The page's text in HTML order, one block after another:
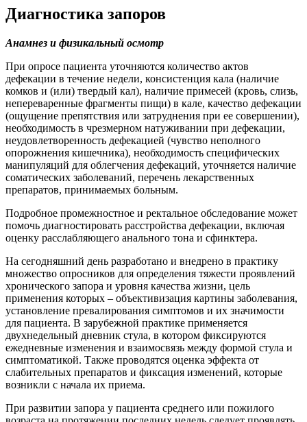
Диагностика запоров
Анамнез и физикальный осмотр
При опросе пациента уточняются количество актов
дефекации в течение недели, консистенция кала (наличие
комков и (или) твердый кал), наличие примесей (кровь, слизь,
непереваренные фрагменты пищи) в кале, качество дефекации
(ощущение препятствия или затруднения при ее совершении),
необходимость в чрезмерном натуживании при дефекации,
неудовлетворенность дефекацией (чувство неполного
опорожнения кишечника), необходимость специфических
манипуляций для облегчения дефекаций, уточняется наличие
соматических заболеваний, перечень лекарственных
препаратов, принимаемых больным.
Подробное промежностное и ректальное обследование может
помочь диагностировать расстройства дефекации, включая
оценку расслабляющего анального тона и сфинктера.
На сегодняшний день разработано и внедрено в практику
множество опросников для определения тяжести проявлений
хронического запора и уровня качества жизни, цель
применения которых – объективизация картины заболевания,
установление превалирования симптомов и их значимости
для пациента. В зарубежной практике применяется
двухнедельный дневник стула, в котором фиксируются
ежедневные изменения и взаимосвязь между формой стула и
симптоматикой. Также проводятся оценка эффекта от
слабительных препаратов и фиксация изменений, которые
возникли с начала их приема.
При развитии запора у пациента среднего или пожилого